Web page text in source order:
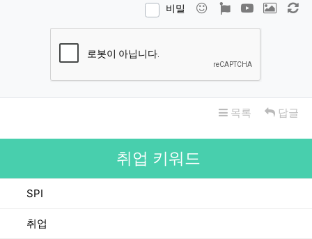
비밀 이모티콘폰트어썸
동영상 이미지
목록 답글
취업 키워드
SPI
취업